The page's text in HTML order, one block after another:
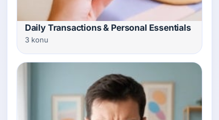
Daily Transactions & Personal Essentials
3 konu